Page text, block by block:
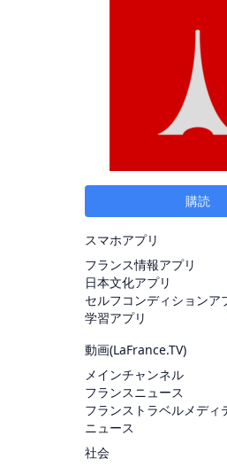
購読
スマホアプリ
フランス情報アプリ
日本文化アプリ
セルフコンディションア
学習アプリ
動画(LaFrance.TV)
メインチャンネル
フランスニュース
フランストラベルメディ
ニュース
社会